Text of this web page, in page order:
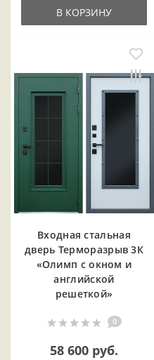
В КОРЗИНУ
Входная cтальная
дверь Терморазрыв 3К
«Олимп с окном и
английской
решеткой»
0
58 600 руб.